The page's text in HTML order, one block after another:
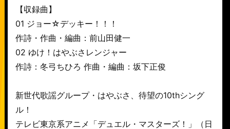
【収録曲】
01 ジョー☆デッキー！！！
作詩・作曲・編曲：前山田健一
02 ゆけ！はやぶさレンジャー
作詩：冬弓ちひろ 作曲・編曲：坂下正俊
新世代歌謡グループ・はやぶさ、待望の10thシング
ル！
テレビ東京系アニメ「デュエル・マスターズ！」（日